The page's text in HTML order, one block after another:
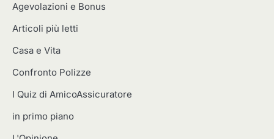
Agevolazioni e Bonus
Articoli più letti
Casa e Vita
Confronto Polizze
I Quiz di AmicoAssicuratore
in primo piano